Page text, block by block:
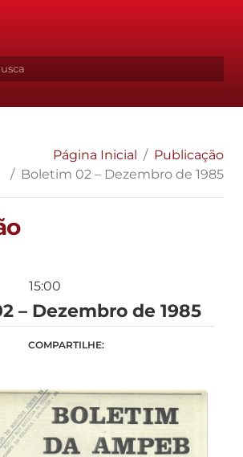
Página Inicial
Publicação
Boletim 02 – Dezembro de 1985
15:00
– Dezembro de 1985
COMPARTILHE: